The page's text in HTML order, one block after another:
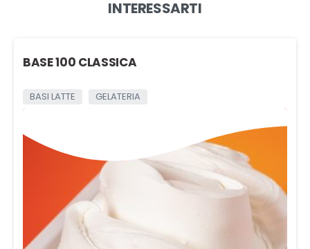
INTERESSARTI
BASE 100 CLASSICA
BASI LATTE GELATERIA